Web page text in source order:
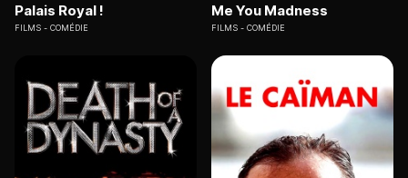
Palais Royal !
FILMS COMÉDIE
Me You Madness
FILMS COMÉDIE